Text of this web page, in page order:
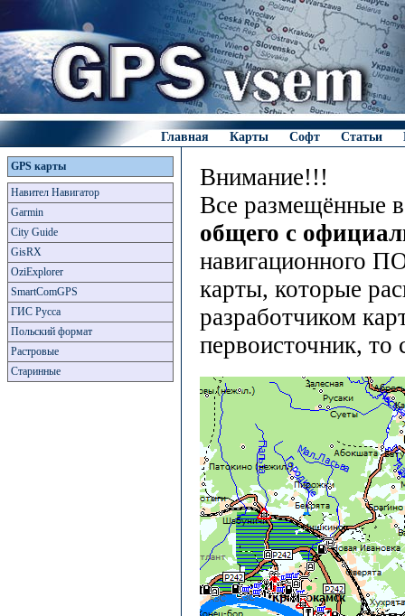
Главная Карты Софт Статьи
GPS карты
Навител Навигатор
Garmin
City Guide
GisRX
OziExplorer
SmartComGPS
ГИС Русса
Польский формат
Растровые
Старинные
Внимание!!!
Все размещённые
общего с
навигационного
карты, которые
разработчиком
первоисточник,